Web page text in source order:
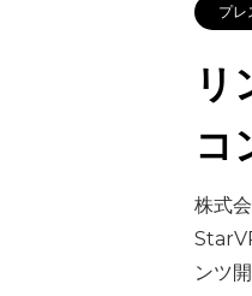
プレ
リ
コ
株式
ンツ